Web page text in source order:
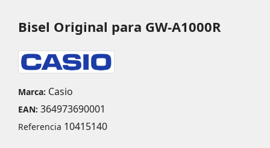
Bisel Original para GW-A1000R
Marca: Casio
EAN: 364973690001
Referencia 10415140